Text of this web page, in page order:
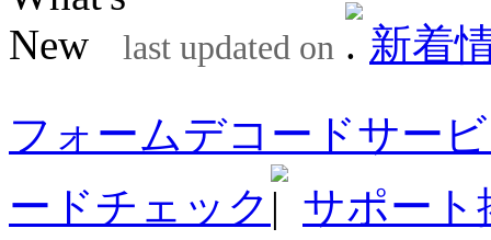
last updated on
新着
フォームデコードサー
ードチェック
サポート